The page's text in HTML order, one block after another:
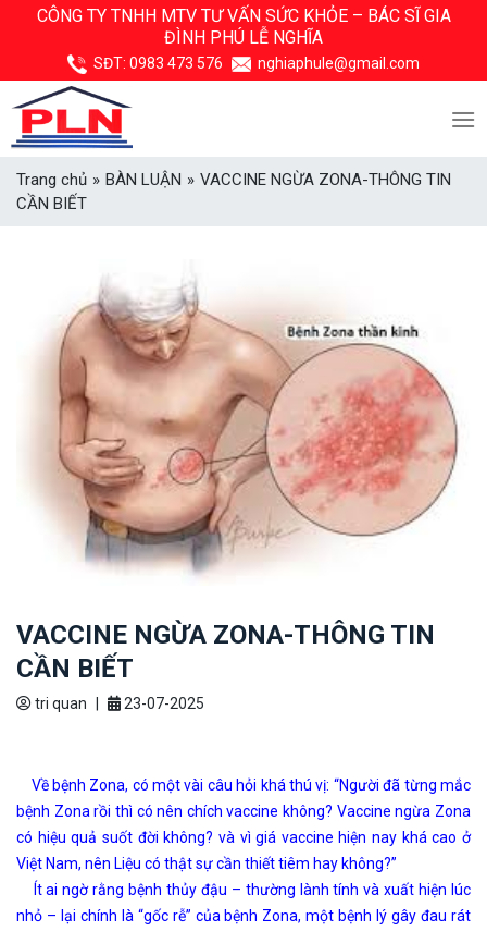
CÔNG TY TNHH MTV TƯ VẤN SỨC KHỎE – BÁC SĨ GIA
ĐÌNH PHÚ LỄ NGHĨA
SĐT: 0983 473 576 nghiaphule@gmail.com
Trang chủ » BÀN LUẬN » VACCINE NGỪA ZONA-THÔNG TIN
CẦN BIẾT
VACCINE NGỪA ZONA-THÔNG TIN
CẦN BIẾT
tri quan 23-07-2025
Về bệnh Zona, có một vài câu hỏi khá thú vị: “Người đã từng mắc
bệnh Zona rồi thì có nên chích vaccine không? Vaccine ngừa Zona
có hiệu quả suốt đời không? và vì giá vaccine hiện nay khá cao ở
Việt Nam, nên Liệu có thật sự cần thiết tiêm hay không?”
Ít ai ngờ rằng bệnh thủy đậu – thường lành tính và xuất hiện lúc
nhỏ – lại chính là “gốc rễ” của bệnh Zona, một bệnh lý gây đau rát